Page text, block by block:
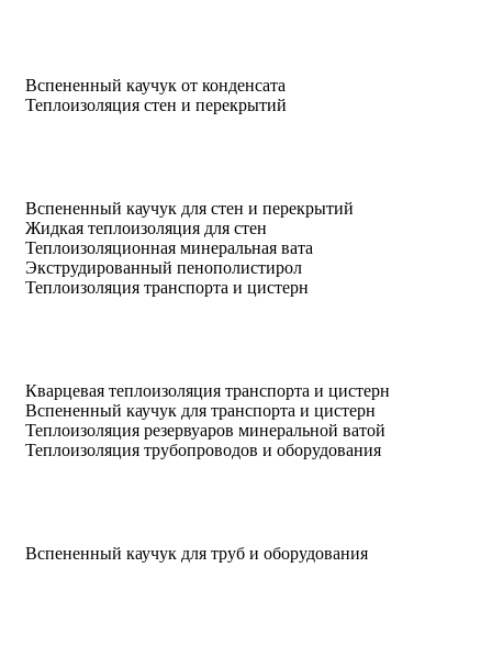
Вспененный каучук от конденсата
Теплоизоляция стен и перекрытий
Вспененный каучук для стен и перекрытий
Жидкая теплоизоляция для стен
Теплоизоляционная минеральная вата
Экструдированный пенополистирол
Теплоизоляция транспорта и цистерн
Кварцевая теплоизоляция транспорта и цистерн
Вспененный каучук для транспорта и цистерн
Теплоизоляция резервуаров минеральной ватой
Теплоизоляция трубопроводов и оборудования
Вспененный каучук для труб и оборудования